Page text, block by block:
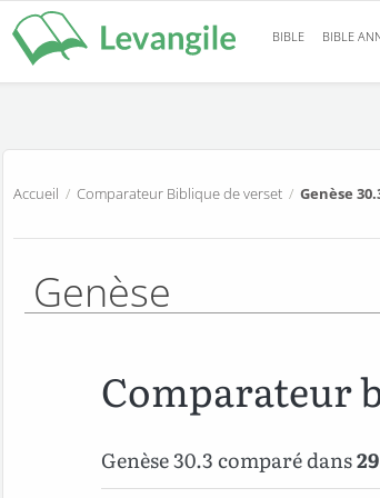
BIBLE BIBLE
Accueil / Comparateur Biblique de verset / Genèse
Genèse
Comparateur
Genèse 30.3 comparé dans29